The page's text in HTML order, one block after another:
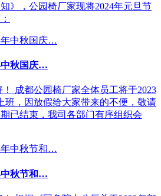
》，公园椅厂家现将2024年元旦节
中秋国庆…
成都公园椅厂家全体员工将于2023
班，因放假给大家带来的不便，敬请
已结束，我司各部门有序组织会
中秋节和…